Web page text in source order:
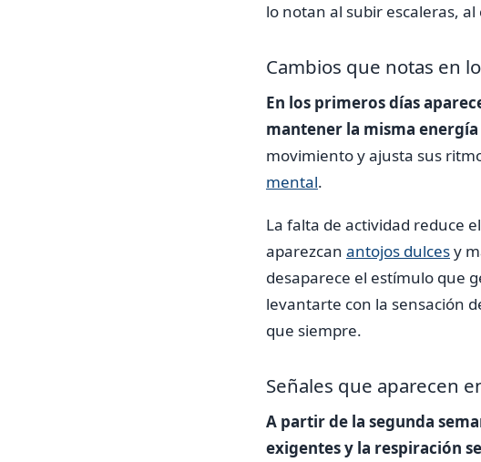
lo notan al subir escaleras,
Cambios que notas en
En los primeros días
mantener la misma
movimiento y ajusta sus
mental.
La falta de actividad reduce
aparezcan antojos dulcesy
desaparece el estímulo que
levantarte con la sensación
que siempre.
Señales que aparecen
A partir de la segunda
exigentes y la respiración